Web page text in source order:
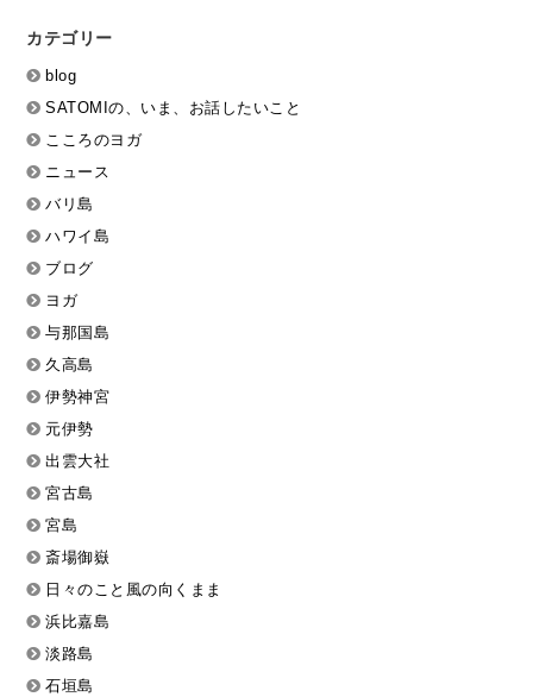
カテゴリー
blog
SATOMIの、いま、お話したいこと
こころのヨガ
ニュース
バリ島
ハワイ島
ブログ
ヨガ
与那国島
久高島
伊勢神宮
元伊勢
出雲大社
宮古島
宮島
斎場御嶽
日々のこと風の向くまま
浜比嘉島
淡路島
石垣島